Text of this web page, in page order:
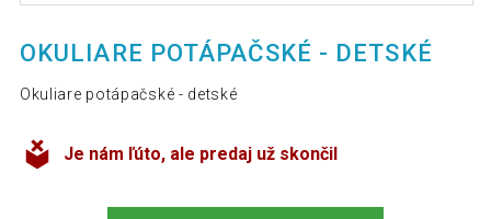
OKULIARE POTÁPAČSKÉ - DETSKÉ
Okuliare potápačské - detské
Je nám ľúto, ale predaj už skončil